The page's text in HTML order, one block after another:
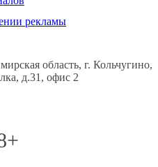
рекламы
область, г. Кольчугино,
д.31, офис 2